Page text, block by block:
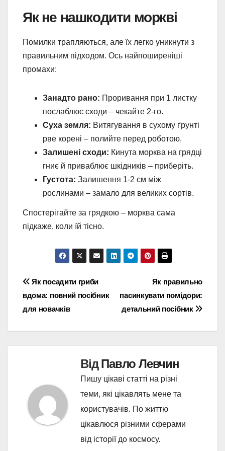
Як не нашкодити моркві
Помилки трапляються, але їх легко уникнути з
правильним підходом. Ось найпоширеніші
промахи:
Занадто рано: Проривання при 1 листку
послаблює сходи – чекайте 2-го.
Суха земля: Витягування в сухому ґрунті
рве корені – полийте перед роботою.
Залишені сходи: Кинута морква на грядці
гниє й приваблює шкідників – приберіть.
Густота: Залишення 1-2 см між
рослинами – замало для великих сортів.
Спостерігайте за грядкою – морква сама
підкаже, коли їй тісно.
Навігація
записів
Як правильно
пасинкувати помідори:
детальний посібник
Як посадити гриби
вдома: повний посібник
для новачків
ВідПавло Левчин
Пишу цікаві статті на різні
теми, які цікавлять мене та
користувачів. По життю
цікавлюся різними сферами
від історії до космосу.